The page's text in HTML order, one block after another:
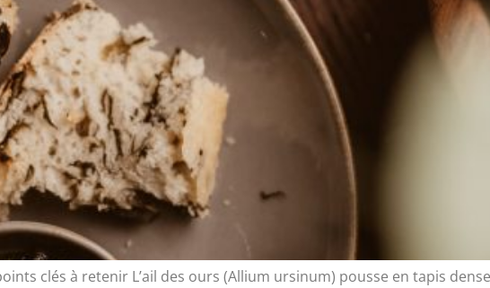
clés à retenir L’ail des ours (Allium ursinum) pousse en tapis